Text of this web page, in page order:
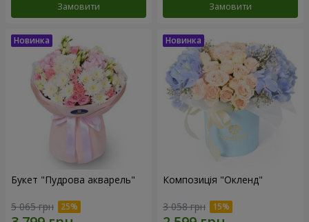
Замовити Замовити
Букет "Пудрова акварель"
5 065 грн
Композиція "Окленд"
3 058 грн